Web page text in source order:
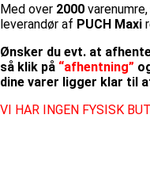
Med over 2000
leverandør af PUCH Maxi
Ønsker du evt. at
så klik på “afhentning”
dine varer ligger klar til
VI HAR INGEN FYSISK